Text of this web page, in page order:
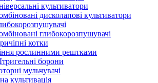
культиватори
дисколапові культиватори
глибокорозпушувачі
котки
рослинними рештками
борони
мульчувачі
культивація